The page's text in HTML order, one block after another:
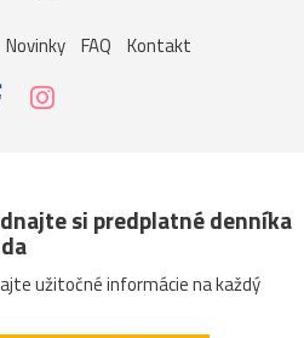
Novinky FAQ Kontakt
si predplatné denníka
užitočné informácie na každý